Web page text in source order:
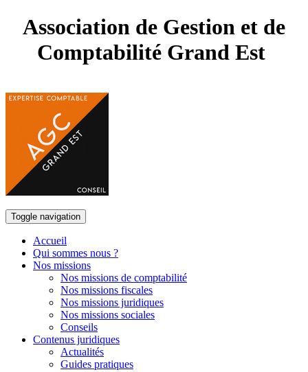
Association de Gestion et de
Comptabilité Grand Est
Toggle navigation
Accueil
Qui sommes nous ?
Nos missions
Nos missions de comptabilité
Nos missions fiscales
Nos missions juridiques
Nos missions sociales
Conseils
Contenus juridiques
Actualités
Guides pratiques